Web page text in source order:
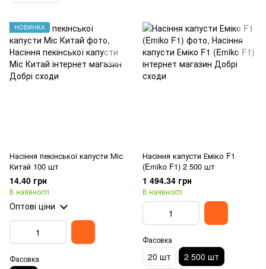
НОВИНКА
Насіння пекінської капусти Міс
Китай 100 шт
14.40 грн
В наявності
Оптові ціни
Фасовка
Насіння капусти Еміко F1
(Emiko F1) 2 500 шт
1 494.34 грн
В наявності
Фасовка
20 шт
2 500 шт